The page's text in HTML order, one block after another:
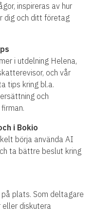
inspireras av hur
dig och ditt företag
i utdelning Helena,
och vår
tips kring bl.a.
och
i Bokio
börja använda AI
ta bättre beslut kring
plats. Som deltagare
diskutera